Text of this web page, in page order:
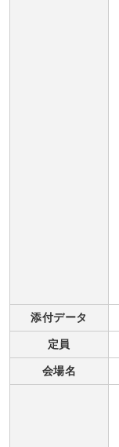
添付データ
定員
会場名